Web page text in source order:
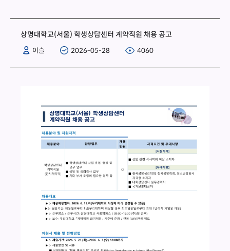
상명대학교(서울) 학생상담센터 계약직원 채용 공고
이슬 2026-05-28 4060